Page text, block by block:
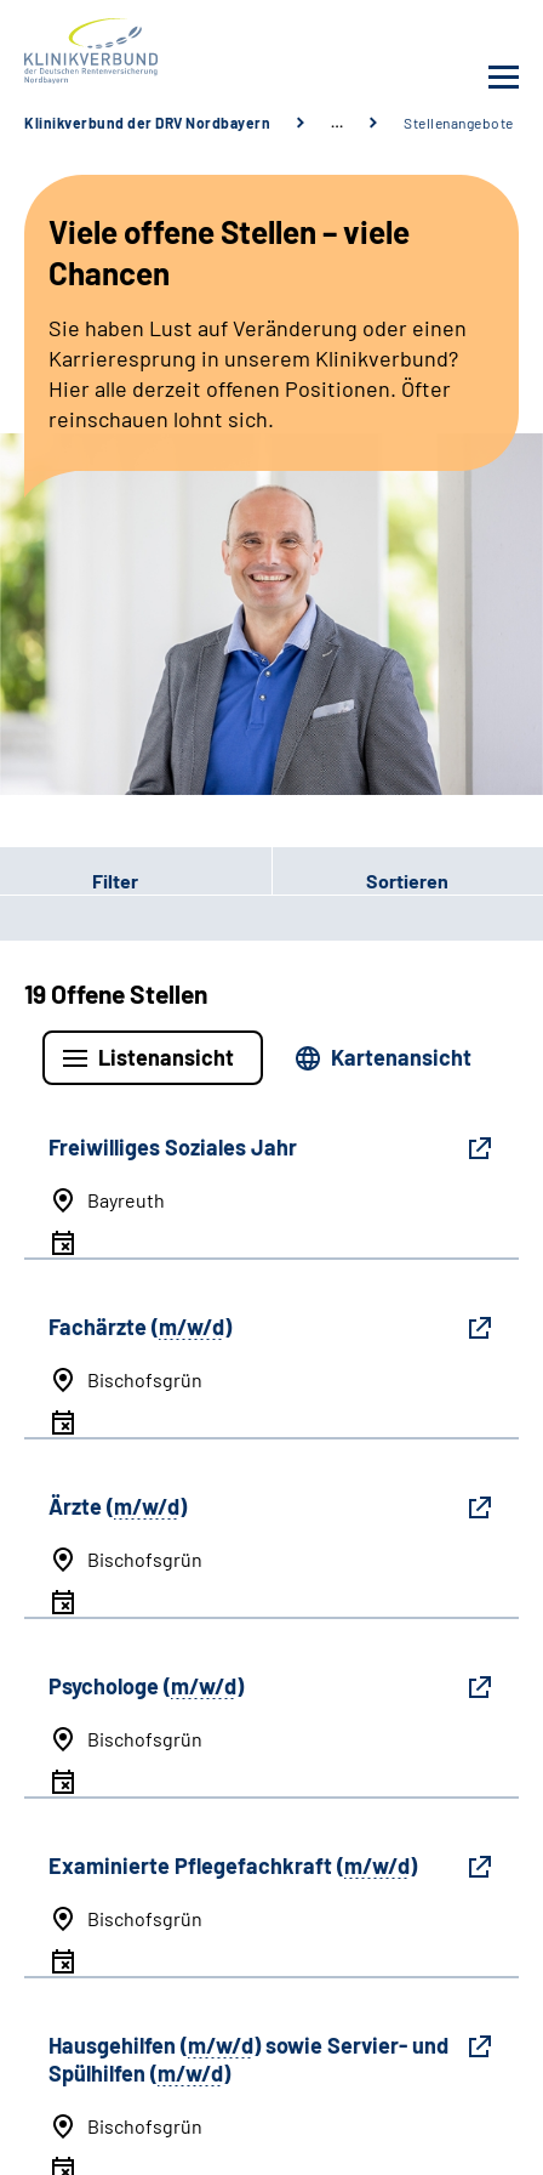
Behandlungsangebot
Karriere
Erweiterte Suche
Klinikverbund der DRV Nordbayern … Stellenangebote
Viele offene Stellen – viele
Chancen
Sie haben Lust auf Veränderung oder einen
Karrieresprung in unserem Klinikverbund?
Hier alle derzeit offenen Positionen. Öfter
reinschauen lohnt sich.
Filter Sortieren
19 Offene Stellen
Listenansicht Kartenansicht
Freiwilliges Soziales Jahr
Bayreuth
Fachärzte (m/w/d)
Bischofsgrün
Ärzte (m/w/d)
Bischofsgrün
Psychologe (m/w/d)
Bischofsgrün
Examinierte Pflegefachkraft (m/w/d)
Bischofsgrün
Hausgehilfen (m/w/d) sowie Servier- und
Spülhilfen (m/w/d)
Bischofsgrün